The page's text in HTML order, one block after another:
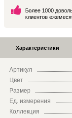
Более 1000
клиентов
Характеристики
Артикул
Цвет
Размер
Ед. измерения
Коллекция